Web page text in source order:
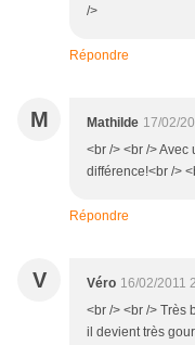
/>
Répondre
M Mathilde 17/02/
<br /> <br />
différence!<br />
Répondre
V Véro 16/02/2011
<br /> <br /> Très
il devient très